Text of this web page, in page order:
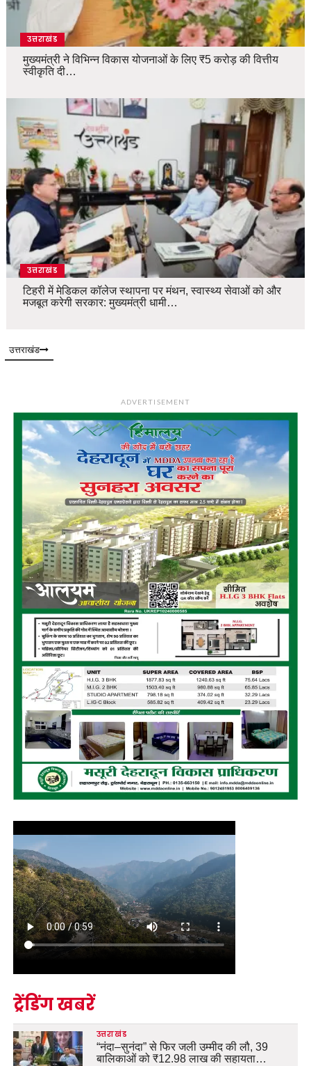
उत्तराखंड
मुख्यमंत्री ने विभिन्न विकास योजनाओं के लिए ₹5 करोड़ की वित्तीय
स्वीकृति दी…
उत्तराखंड
टिहरी में मेडिकल कॉलेज स्थापना पर मंथन, स्वास्थ्य सेवाओं को और
मजबूत करेगी सरकार: मुख्यमंत्री धामी…
उत्तराखंड
ADVERTISEMENT
ट्रेंडिंग खबरें
उत्तराखंड
“नंदा–सुनंदा” से फिर जली उम्मीद की लौ, 39
बालिकाओं को ₹12.98 लाख की सहायता…